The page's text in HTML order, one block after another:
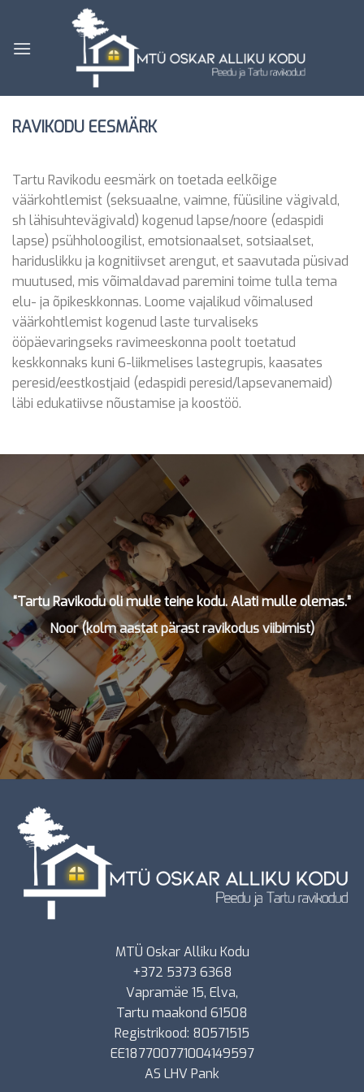
content
RAVIKODU EESMÄRK
Tartu Ravikodu eesmärk on toetada eelkõige
väärkohtlemist (seksuaalne, vaimne, füüsiline vägivald,
sh lähisuhtevägivald) kogenud lapse/noore (edaspidi
lapse) psühholoogilist, emotsionaalset, sotsiaalset,
hariduslikku ja kognitiivset arengut, et saavutada püsivad
muutused, mis võimaldavad paremini toime tulla tema
elu- ja õpikeskkonnas. Loome vajalikud võimalused
väärkohtlemist kogenud laste turvaliseks
ööpäevaringseks ravimeeskonna poolt toetatud
keskkonnaks kuni 6-liikmelises lastegrupis, kaasates
peresid/eestkostjaid (edaspidi peresid/lapsevanemaid)
läbi edukatiivse nõustamise ja koostöö.
“Tartu Ravikodu oli mulle teine kodu. Alati mulle olemas.”
Noor (kolm aastat pärast ravikodus viibimist)
MTÜ Oskar Alliku Kodu
+372 5373 6368
Vapramäe 15, Elva,
Tartu maakond 61508
Registrikood: 80571515
EE187700771004149597
AS LHV Pank